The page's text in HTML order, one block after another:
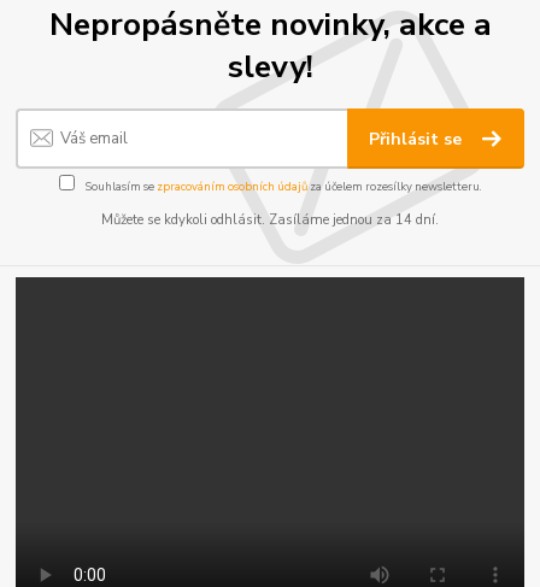
Nepropásněte novinky, akce a
slevy!
Přihlásit se
Souhlasím se zpracováním osobních údajůza účelem rozesílky newsletteru.
Můžete se kdykoli odhlásit. Zasíláme jednou za 14 dní.